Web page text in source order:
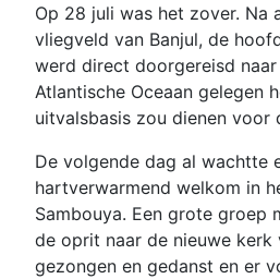
Op 28 juli was het zover. Na
vliegveld van Banjul, de
werd direct doorgereisd
Atlantische Oceaan gelegen
uitvalsbasis zou dienen voor
De volgende dag al wachtte
hartverwarmend welkom in
Sambouya. Een grote groep
de oprit naar de nieuwe kerk
gezongen en gedanst en er